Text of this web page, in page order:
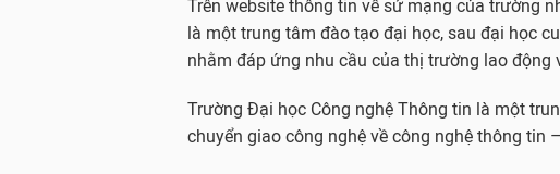
Trên website thông tin về sứ mạng của trường
là một trung tâm đào tạo đại học, sau đại học
nhằm đáp ứng nhu cầu của thị trường lao động
Trường Đại học Công nghệ Thông tin là một
chuyển giao công nghệ về công nghệ thông tin